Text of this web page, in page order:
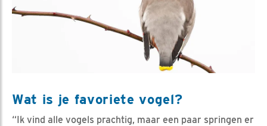
Wat is je favoriete vogel?
“Ik vind alle vogels prachtig, maar een paar springen er